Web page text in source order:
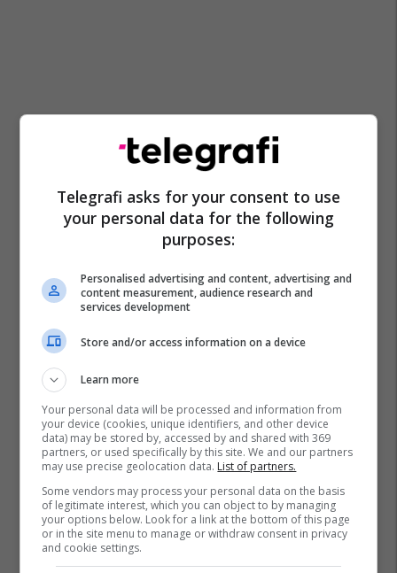
Franca Sulmet Në Paris
Telegrafi asks for your consent to use
your personal data for the following
purposes:
Personalised advertising and content, advertising and
content measurement, audience research and
services development
Store and/or access information on a device
Learn more
Your personal data will be processed and information from
your device (cookies, unique identifiers, and other device
data) may be stored by, accessed by and shared with 369
partners, or used specifically by this site. We and our partners
may use precise geolocation data. List of partners.
Some vendors may process your personal data on the basis
of legitimate interest, which you can object to by managing
your options below. Look for a link at the bottom of this page
or in the site menu to manage or withdraw consent in privacy
and cookie settings.